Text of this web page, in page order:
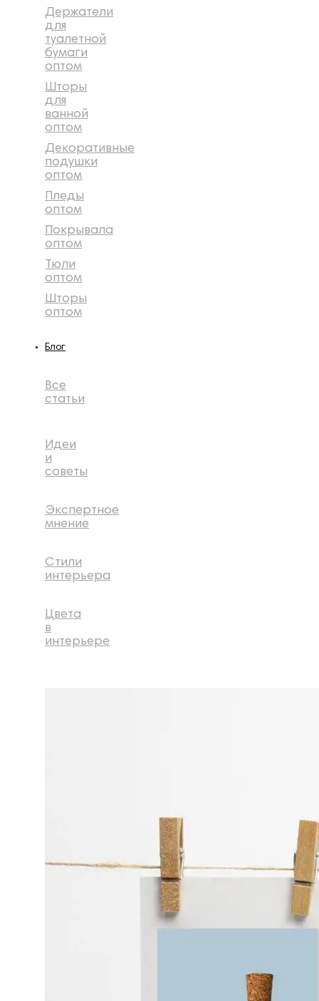
Держатели
для
туалетной
бумаги
оптом
Шторы
для
ванной
оптом
Декоративные
подушки
оптом
Пледы
оптом
Покрывала
оптом
Тюли
оптом
Шторы
оптом
Блог
Все
статьи
Идеи
и
советы
Экспертное
мнение
Стили
интерьера
Цвета
в
интерьере